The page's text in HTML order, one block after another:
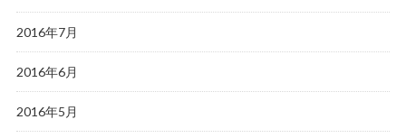
2016年7月
2016年6月
2016年5月